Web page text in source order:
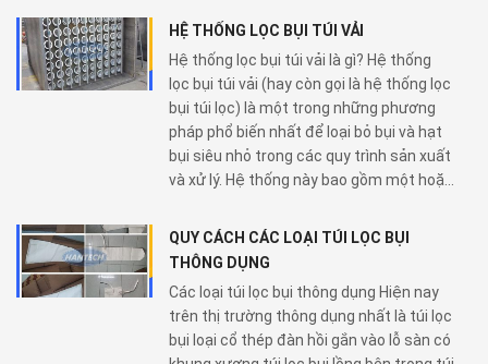
HỆ THỐNG LỌC BỤI TÚI VẢI
Hệ thống lọc bụi túi vải là gì? Hệ thống
lọc bụi túi vải (hay còn gọi là hệ thống lọc
bụi túi lọc) là một trong những phương
pháp phổ biến nhất để loại bỏ bụi và hạt
bụi siêu nhỏ trong các quy trình sản xuất
và xử lý. Hệ thống này bao gồm một hoặ...
QUY CÁCH CÁC LOẠI TÚI LỌC BỤI
THÔNG DỤNG
Các loại túi lọc bụi thông dụng Hiện nay
trên thị trường thông dụng nhất là túi lọc
bụi loại cổ thép đàn hồi gắn vào lỗ sàn có